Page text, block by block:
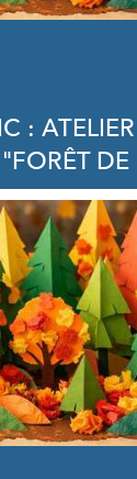
: ATELIER
DE